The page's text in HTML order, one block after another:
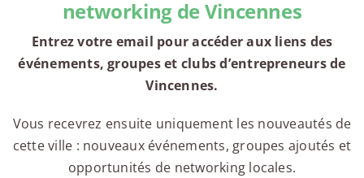
networking de Vincennes
Entrez votre email pour accéder aux liens des
événements, groupes et clubs d’entrepreneurs de
Vincennes.
Vous recevrez ensuite uniquement les nouveautés de
cette ville : nouveaux événements, groupes ajoutés et
opportunités de networking locales.